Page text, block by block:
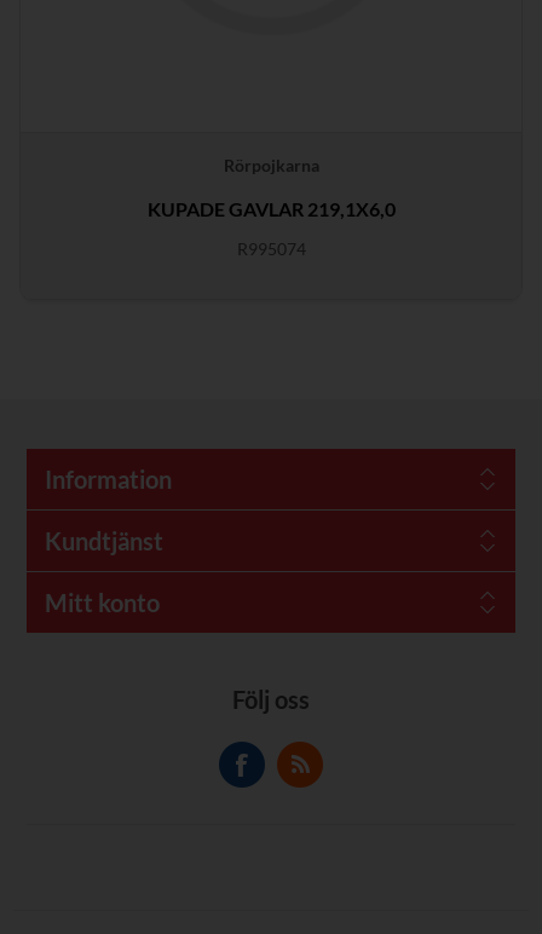
Rörpojkarna
KUPADE GAVLAR 219,1X6,0
R995074
Information
Kundtjänst
Mitt konto
Följ oss